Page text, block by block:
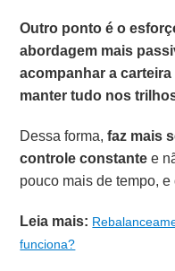
Outro ponto é o
abordagem mais
acompanhar a
manter tudo nos
Dessa forma,faz mais
controle constantee
pouco mais de tempo,
Leia mais:
funciona?